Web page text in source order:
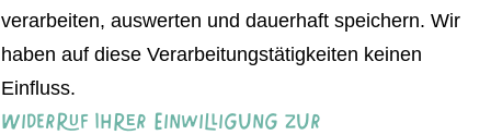
verarbeiten, auswerten und dauerhaft speichern. Wir
haben auf diese Verarbeitungstätigkeiten keinen
Einfluss.
Widerruf Ihrer Einwilligung zur